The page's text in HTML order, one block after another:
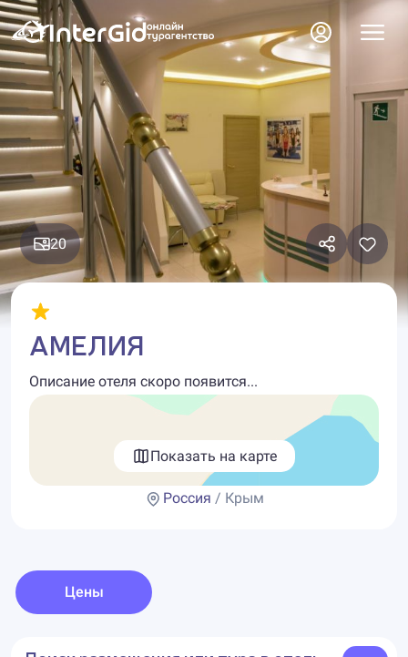
20
АМЕЛИЯ
Описание отеля скоро появится...
Показать на карте
Россия / Крым
Цены